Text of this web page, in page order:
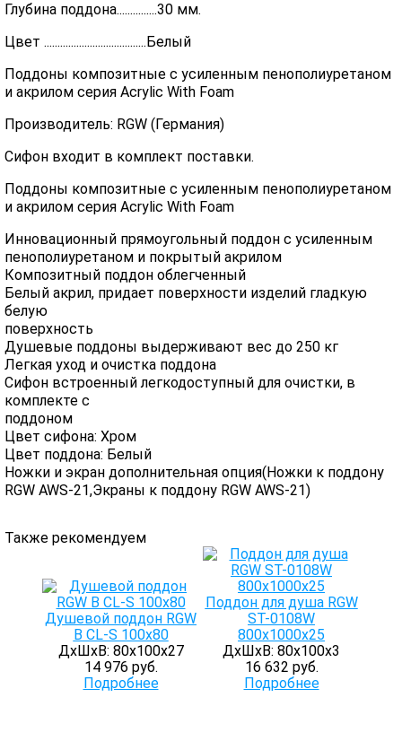
Глубина поддона...............30 мм.
Цвет ......................................Белый
Поддоны композитные с усиленным пенополиуретаном
и акрилом серия Acrylic With Foam
Производитель: RGW (Германия)
Сифон входит в комплект поставки.
Поддоны композитные с усиленным пенополиуретаном
и акрилом серия Acrylic With Foam
Инновационный прямоугольный поддон с усиленным
пенополиуретаном и покрытый акрилом
Композитный поддон облегченный
Белый акрил, придает поверхности изделий гладкую
белую
поверхность
Душевые поддоны выдерживают вес до 250 кг
Легкая уход и очистка поддона
Сифон встроенный легкодоступный для очистки, в
комплекте с
поддоном
Цвет сифона: Хром
Цвет поддона: Белый
Ножки и экран дополнительная опция(Ножки к поддону
RGW AWS-21,Экраны к поддону RGW AWS-21)
Также рекомендуем
Душевой поддон RGW
B CL-S 100x80
ДхШхВ: 80х100х27
14 976 руб.
Подробнее
Поддон для душа RGW
ST-0108W
800х1000х25
ДхШхВ: 80х100х3
16 632 руб.
Подробнее